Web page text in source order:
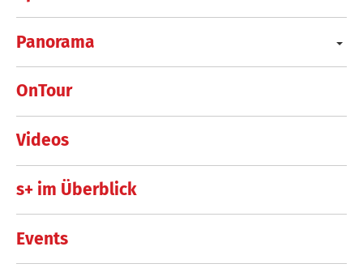
Panorama
OnTour
Videos
s+ im Überblick
Events